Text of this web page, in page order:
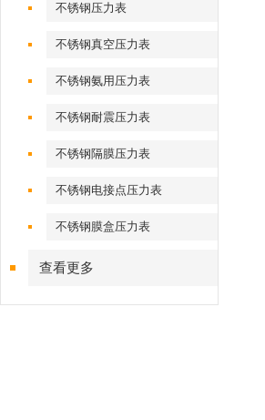
不锈钢压力表
不锈钢真空压力表
不锈钢氨用压力表
不锈钢耐震压力表
不锈钢隔膜压力表
不锈钢电接点压力表
不锈钢膜盒压力表
查看更多